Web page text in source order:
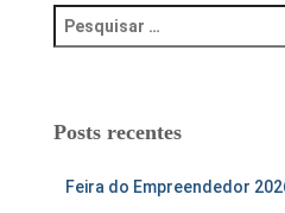
Posts recentes
Feira do Empreendedor